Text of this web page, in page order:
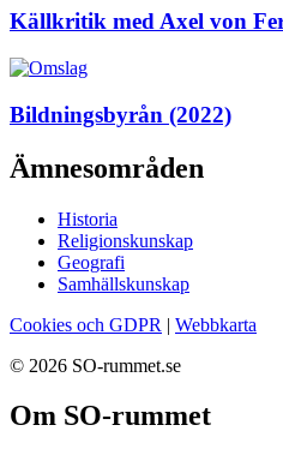
Källkritik med Axel von
Bildningsbyrån (2022)
Ämnesområden
Historia
Religionskunskap
Geografi
Samhällskunskap
Cookies och GDPR | Webbkarta
© 2026 SO-rummet.se
Om SO-rummet